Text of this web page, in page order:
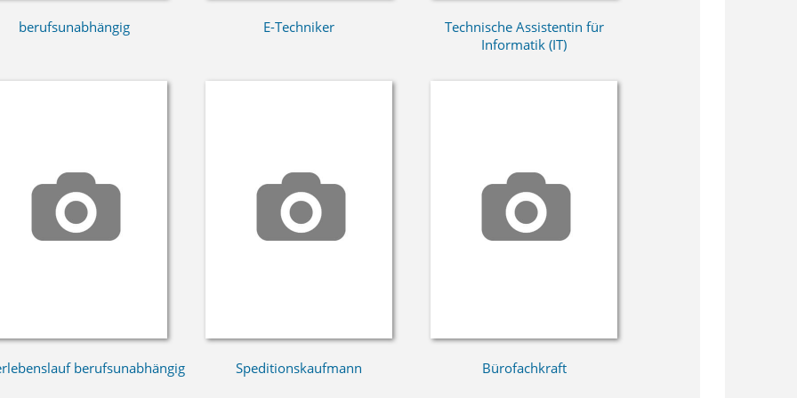
berufsunabhängig E-Techniker
Technische Assistentin für
Informatik (IT)
berufsunabhängig Speditionskaufmann Bürofachkraft